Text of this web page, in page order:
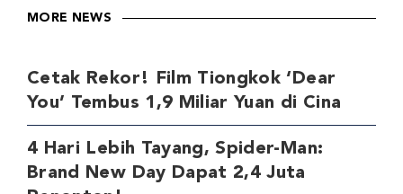
MORE NEWS
Cetak Rekor! Film Tiongkok ‘Dear
You’ Tembus 1,9 Miliar Yuan di Cina
4 Hari Lebih Tayang, Spider-Man:
Brand New Day Dapat 2,4 Juta